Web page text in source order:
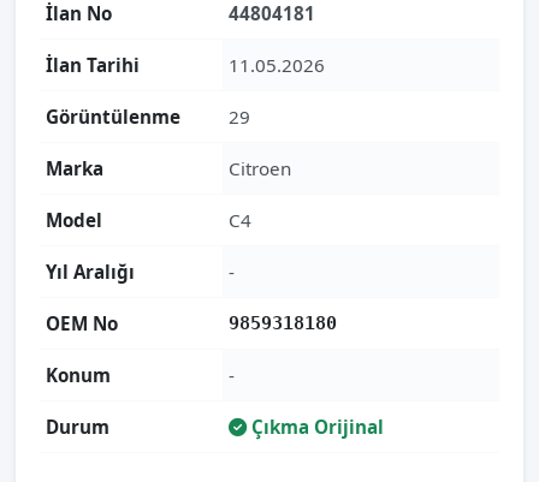
İlan No 44804181
İlan Tarihi 11.05.2026
Görüntülenme 29
Marka Citroen
Model C4
Yıl Aralığı -
OEM No 9859318180
Konum -
Durum Çıkma Orijinal